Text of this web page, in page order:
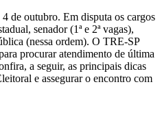
de outubro. Em disputa os cargos
senador (1ª e 2ª vagas),
(nessa ordem). O TRE-SP
procurar atendimento de última
a seguir, as principais dicas
e assegurar o encontro com